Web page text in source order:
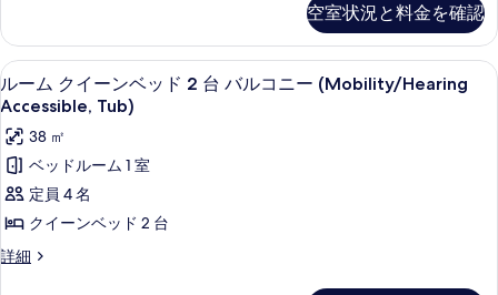
の
写
真
を
表
示
す
る
写
真
を
表
示
す
る
ド
2
台
バ
ル
コ
ニ
ー
の
イ
ー
ン
ベ
ド
2
台
バ
ル
ニ
空室状況と料金を確認
ル
ー
ム
ク
イ
ー
ン
1
ルーム クイーンベッド 2 台 バルコニー (Mobility/Hearing
Accessible, Tub)
38 ㎡
ベッドルーム 1 室
定員 4 名
クイーンベッド 2 台
詳細
ル